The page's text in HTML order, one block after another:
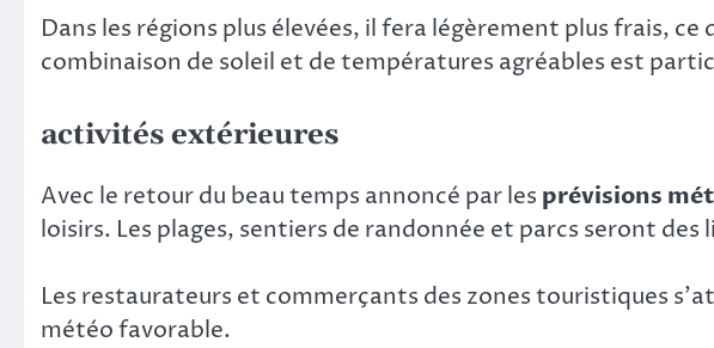
Dans les régions plus élevées, il fera légèrement plus frais,
combinaison de soleil et de températures agréables est
activités extérieures
Avec le retour du beau temps annoncé par les prévisions
loisirs. Les plages, sentiers de randonnée et parcs seront
Les restaurateurs et commerçants des zones touristiques
météo favorable.